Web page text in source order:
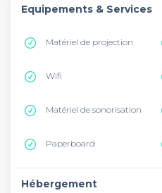
Equipements & Services
Matériel de projection
Wifi
Matériel de sonorisation
Paperboard
Hébergement